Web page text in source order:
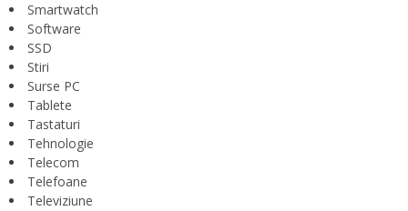
Smartwatch
Software
SSD
Stiri
Surse PC
Tablete
Tastaturi
Tehnologie
Telecom
Telefoane
Televiziune